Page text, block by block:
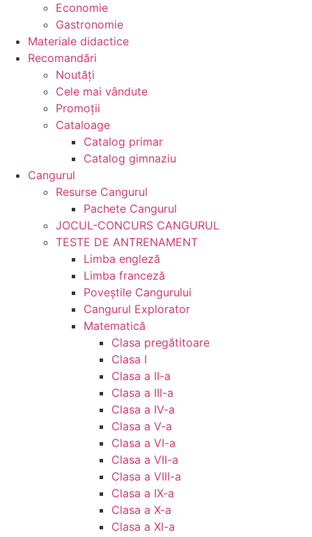
Economie
Gastronomie
Materiale didactice
Recomandări
Noutăţi
Cele mai vândute
Promoții
Cataloage
Catalog primar
Catalog gimnaziu
Cangurul
Resurse Cangurul
Pachete Cangurul
JOCUL-CONCURS CANGURUL
TESTE DE ANTRENAMENT
Limba engleză
Limba franceză
Poveștile Cangurului
Cangurul Explorator
Matematică
Clasa pregătitoare
Clasa I
Clasa a II-a
Clasa a III-a
Clasa a IV-a
Clasa a V-a
Clasa a VI-a
Clasa a VII-a
Clasa a VIII-a
Clasa a IX-a
Clasa a X-a
Clasa a XI-a